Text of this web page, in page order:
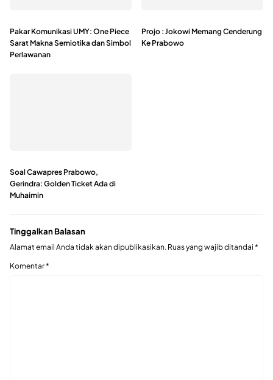
Pakar Komunikasi UMY: One Piece
Sarat Makna Semiotika dan Simbol
Perlawanan
Projo : Jokowi Memang Cenderung
Ke Prabowo
Soal Cawapres Prabowo,
Gerindra: Golden Ticket Ada di
Muhaimin
Tinggalkan Balasan
Alamat email Anda tidak akan dipublikasikan. Ruas yang wajib ditandai *
Komentar*